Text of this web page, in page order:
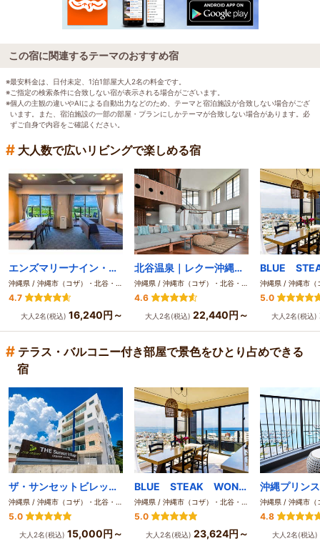
この宿に関連するテーマのおすすめ宿
※最安料金は、日付未定、1泊1部屋大人2名の料金です。
※ご指定の検索条件に合致しない宿が表示される場合がございます。
※個人の主観の違いやAIによる自動出力などのため、テーマと宿泊施設が合致しない場合がござ
います。また、宿泊施設の一部の部屋・プランにしかテーマが合致しない場合があります。必
ずご自身で内容をご確認ください。
# 大人数で広いリビングで楽しめる宿
エンズマリーナイン・ライカム（2020年10月ＮＥＷＯＰＥＮ）
沖縄県 / 沖縄市（コザ）・北谷・宜野湾
4.7
大人2名(税込) 16,240円～
北谷温泉｜レクー沖縄北谷スパ＆リゾート｜ベッセルホテルズ
沖縄県 / 沖縄市（コザ）・北谷・宜野湾
4.6
大人2名(税込) 22,440円～
5.0
大人2名(税込)
# テラス・バルコニー付き部屋で景色をひとり占めできる
宿
ザ・サンセットビレッジ沖縄北谷
沖縄県 / 沖縄市（コザ）・北谷・宜野湾
5.0
大人2名(税込) 15,000円～
BLUE STEAK WONDER 沖縄北谷
沖縄県 / 沖縄市（コザ）・北谷・宜野湾
5.0
大人2名(税込) 23,624円～
4.8
大人2名(税込)